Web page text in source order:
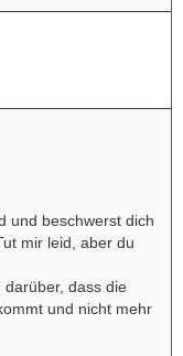
und beschwerst dich
mir leid, aber du
darüber, dass die
und nicht mehr